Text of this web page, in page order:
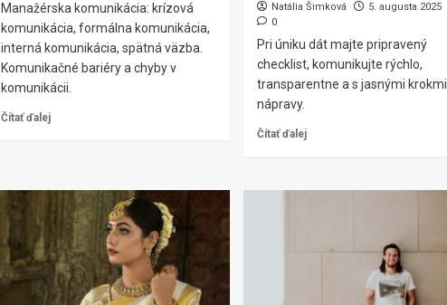
Manažérska komunikácia: krízová
komunikácia, formálna komunikácia,
interná komunikácia, spätná väzba.
Komunikačné bariéry a chyby v
komunikácii.
Čítať ďalej
Natália Šimková
5. augusta 2025
0
Pri úniku dát majte pripravený
checklist, komunikujte rýchlo,
transparentne a s jasnými krokmi
nápravy.
Čítať ďalej